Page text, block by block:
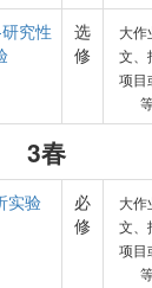
究性
选
修
大作
文、
项目
3春
实验
必
修
大作
文、
项目